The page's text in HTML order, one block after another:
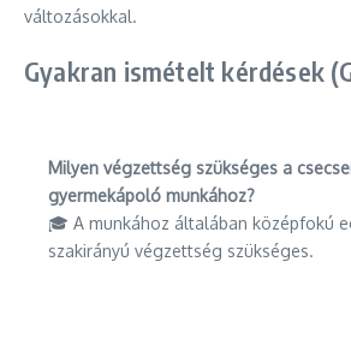
változásokkal.
Gyakran ismételt kérdések
Milyen végzettség szükséges a
gyermekápoló munkához?
🎓 A munkához általában középfokú
szakirányú végzettség szükséges.